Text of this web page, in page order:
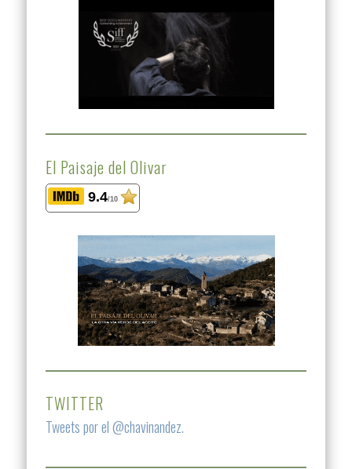
El Paisaje del Olivar
9.4/10
TWITTER
Tweets por el @chavinandez.